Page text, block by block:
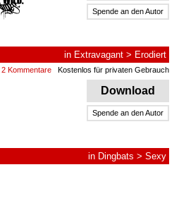
Spende an den Autor
in Extravagant > Erodiert
2 Kommentare Kostenlos für privaten Gebrauch
Download
Spende an den Autor
in Dingbats > Sexy